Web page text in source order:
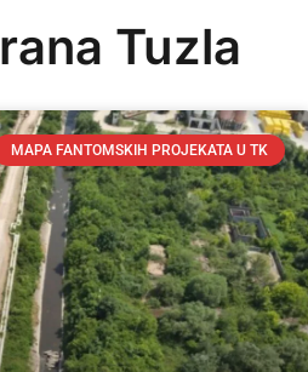
Tuzla
MAPA FANTOMSKIH PROJEKATA U TK